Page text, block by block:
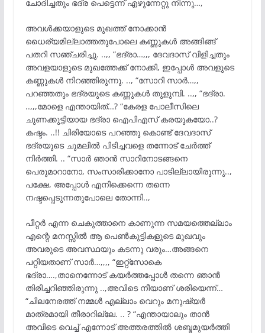
ചോദിച്ചതും ഭദ്ര പെട്ടെന്ന് എഴുന്നേറ്റു നിന്നു…,
അവൾക്കയാളുടെ മുഖത്ത് നോക്കാൻ
ധൈര്യമില്ലാത്തതുപോലെ കണ്ണുകൾ അങ്ങിങ്ങ്
പതറി സഞ്ചരിച്ചു. ..,, “ഭദ്രാ…,,, ദേവദാസ് വിളിച്ചതും
അവളയാളുടെ മുഖത്തേക്ക് നോക്കി, ഇപ്പോൾ അവളുടെ
കണ്ണുകൾ നിറഞ്ഞിരുന്നു. .., “സോറി സാർ…,,
പറഞ്ഞതും ഭദ്രയുടെ കണ്ണുകൾ തുളുമ്പി. ..,, “ഭദ്രാ.
..,,,മോളെ എന്തായിത്…? “കേരള പോലീസിലെ
ചുണക്കുട്ടിയായ ഭദ്രാ ഐപിഎസ് കരയുകയോ..?
കഷ്ടം. ..!! ചിരിയോടെ പറഞ്ഞു കൊണ്ട് ദേവദാസ്
ഭദ്രയുടെ ചുമലിൽ പിടിച്ചവളെ തന്നോട് ചേർത്ത്
നിർത്തി. .. “സാർ ഞാൻ സാറിനോടങ്ങനെ
പെരുമാറാനോ, സംസാരിക്കാനോ പാടില്ലായിരുന്നു..,
പക്ഷേ, അപ്പോൾ എനിക്കെന്നെ തന്നെ
നഷ്ടപ്പെടുന്നതുപോലെ തോന്നി..,
പീറ്റർ എന്ന ചെകുത്താനെ കാണുന്ന സമയത്തെല്ലാം
എന്റെ മനസ്സിൽ ആ പെൺകുട്ടികളുടെ മുഖവും
അവരുടെ അവസ്ഥയും കടന്നു വരും…അങ്ങനെ
പറ്റിയതാണ് സാർ…,,,, “ഇറ്റ്സോകെ
ഭദ്രാ….,താനെന്നോട് കയർത്തപ്പോൾ തന്നെ ഞാൻ
തിരിച്ചറിഞ്ഞിരുന്നു ..,അവിടെ നീയാണ് ശരിയെന്ന്…
“ചിലനേരത്ത് നമ്മൾ എല്ലാം വെറും മനുഷ്യർ
മാത്രമായി തീരാറില്ലേ. .. ? “എന്തായാലും താൻ
അവിടെ വെച്ച് എന്നോട് അത്തരത്തിൽ ശബ്ദമുയർത്തി